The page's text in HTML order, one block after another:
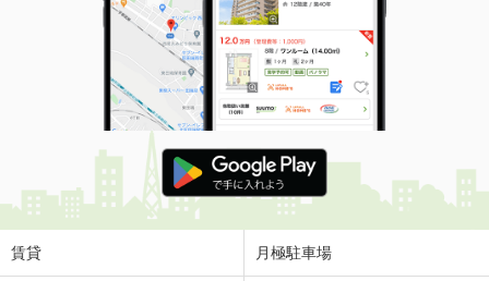
価 格
4.80万円
住 所
岡山県岡山市北区今８丁目
専有面積 23.18m²
間取り
1K
岡山県岡山市北区庭瀬
価 格
5.30万円
住 所
岡山県岡山市北区庭瀬
専有面積
賃貸 月極駐車場